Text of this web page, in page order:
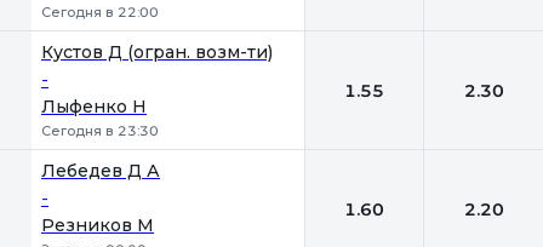
Сегодня в 22:00
Кустов Д (огран. возм-ти)
-
Лыфенко Н
Сегодня в 23:30
1.55 2.30
Лебедев Д А
-
Резников М
1.60 2.20